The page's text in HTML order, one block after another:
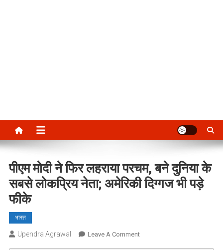
पीएम मोदी ने फिर लहराया परचम, बने दुनिया के
सबसे लोकप्रिय नेता; अमेरिकी दिग्गज भी पड़े
फीके
भारत
Upendra Agrawal Leave A CommentOn